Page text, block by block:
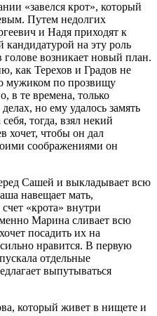
«завелся крот», который
Путем недолгих
и Надя приходят к
кандидатурой на эту роль
возникает новый план.
как Терехов и Градов не
мужиком по прозвищу
в те времена, только
но ему удалось замять
тогда, взял некий
хочет, чтобы он дал
соображениями он
Сашей и выкладывает всю
навещает мать,
«крота» внутри
Марина сливает всю
посадить их на
нравится. В первую
отдельные
выпутываться
который живет в нищете и